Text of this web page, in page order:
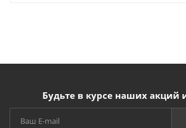
Будьте в курсе наших акций